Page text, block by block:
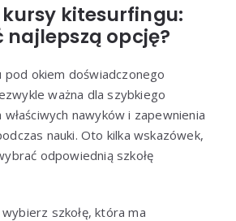
kursy kitesurfingu:
opcję?
pod okiem doświadczonego
ważna dla szybkiego
nawyków i zapewnienia
nauki. Oto kilka wskazówek,
odpowiednią szkołę
wybierz szkołę, która ma